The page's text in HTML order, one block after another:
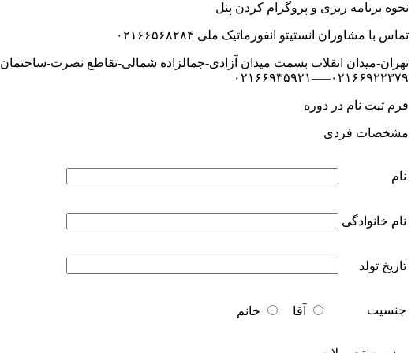
نحوه برنامه ریزی و پروگرام کردن پنل
تماس با مشاوران انستیتو انفورماتیک ملی ۰۲۱۶۶۵۶۸۲۸۴
تهران-میدان انقلاب بسمت میدان آزادی-جمالزاده شمالی-تقاطع نصرت-ساختمان ۹۸-واحد۳
۰۲۱۶۶۹۲۲۳۷۹—–۰۲۱۶۶۹۳۵۹۲۱
فرم ثبت نام در دوره
مشخصات فردی
نام
نام خانوادگی
تاریخ تولد
جنسیت آقا خانم